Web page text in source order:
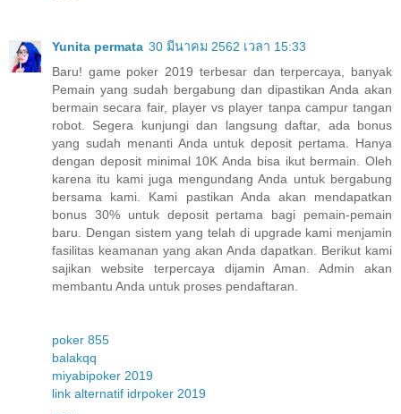
Yunita permata 30 มีนาคม 2562 เวลา 15:33
Baru! game poker 2019 terbesar dan terpercaya, banyak
Pemain yang sudah bergabung dan dipastikan Anda akan
bermain secara fair, player vs player tanpa campur tangan
robot. Segera kunjungi dan langsung daftar, ada bonus
yang sudah menanti Anda untuk deposit pertama. Hanya
dengan deposit minimal 10K Anda bisa ikut bermain. Oleh
karena itu kami juga mengundang Anda untuk bergabung
bersama kami. Kami pastikan Anda akan mendapatkan
bonus 30% untuk deposit pertama bagi pemain-pemain
baru. Dengan sistem yang telah di upgrade kami menjamin
fasilitas keamanan yang akan Anda dapatkan. Berikut kami
sajikan website terpercaya dijamin Aman. Admin akan
membantu Anda untuk proses pendaftaran.
poker 855
balakqq
miyabipoker 2019
link alternatif idrpoker 2019